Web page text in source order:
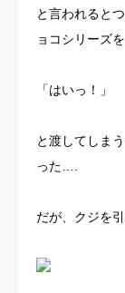
と言われると
ョコシリーズを
「はいっ！」
と渡してしま
った….
だが、クジを
よくある質問
会社概要